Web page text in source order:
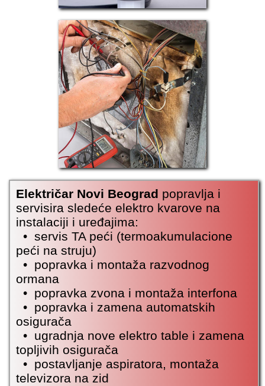
Električar Novi Beograd popravlja i
servisira sledeće elektro kvarove na
instalaciji i uređajima:
• servis TA peći (termoakumulacione
peći na struju)
• popravka i montaža razvodnog
ormana
• popravka zvona i montaža interfona
• popravka i zamena automatskih
osigurača
• ugradnja nove elektro table i zamena
topljivih osigurača
• postavljanje aspiratora, montaža
televizora na zid